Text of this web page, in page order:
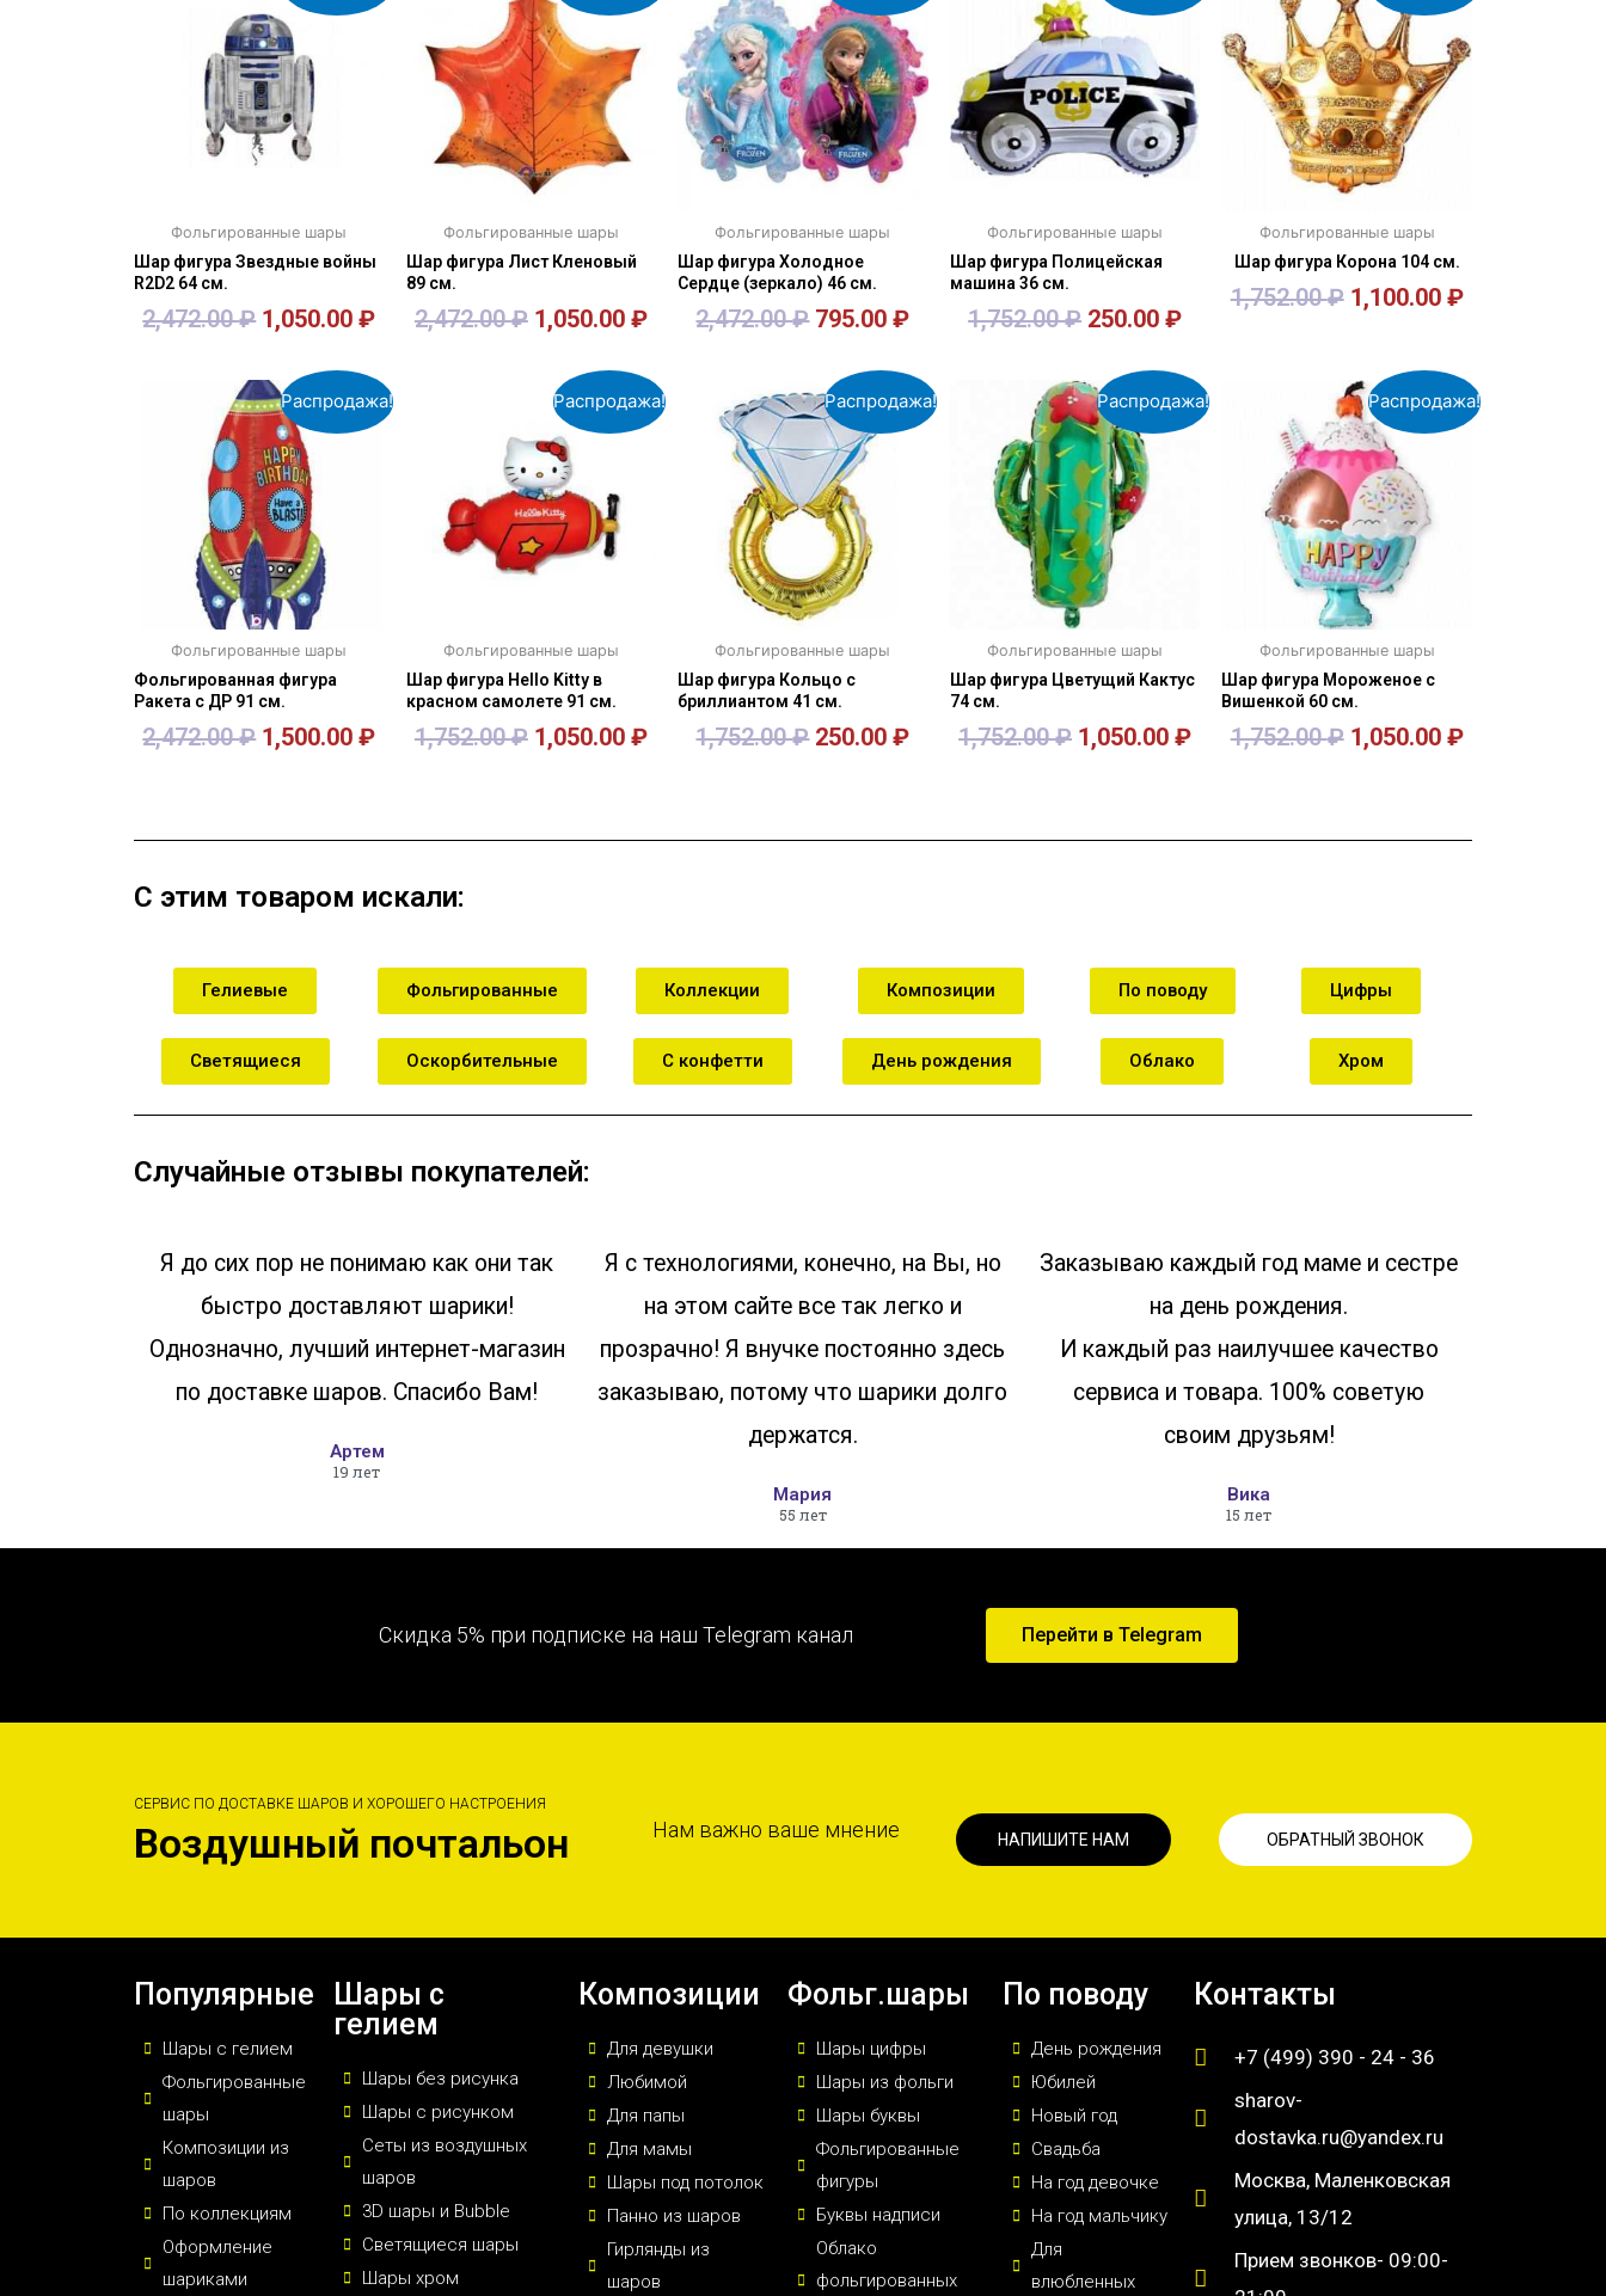
Фольгированные шары
Шар фигура Звездные войны
R2D2 64 см.
2,472.00₽ 1,050.00₽
Фольгированные шары
Шар фигура Лист Кленовый
89 см.
2,472.00₽ 1,050.00 ₽
Фольгированные шары
Шар фигура Холодное
Сердце (зеркало) 46 см.
2,472.00₽ 795.00₽
Фольгированные шары
Шар фигура Полицейская
машина 36 см.
1,752.00₽ 250.00₽
Фольгированные шары
Шар фигура Корона 104 см.
1,752.00₽ 1,100.00 ₽
Распродажа!
Фольгированные шары
Фольгированная фигура
Ракета с ДР 91 см.
2,472.00₽ 1,500.00₽
Распродажа!
Фольгированные шары
Шар фигура Hello Kitty в
красном самолете 91 см.
1,752.00₽ 1,050.00 ₽
Распродажа!
Фольгированные шары
Шар фигура Кольцо с
бриллиантом 41 см.
1,752.00₽ 250.00₽
Распродажа!
Фольгированные шары
Шар фигура Цветущий Кактус
74 см.
1,752.00₽ 1,050.00₽
Распродажа!
Фольгированные шары
Шар фигура Мороженое с
Вишенкой 60 см.
1,752.00₽ 1,050.00 ₽
С этим товаром искали:
Гелиевые
Светящиеся
Фольгированные
Оскорбительные
Коллекции
С конфетти
Композиции
День рождения
По поводу
Облако
Цифры
Хром
Случайные отзывы покупателей:
Я до сих пор не понимаю как они так
быстро доставляют шарики!
Однозначно, лучший интернет-магазин
по доставке шаров. Спасибо Вам!
Артем
19 лет
Я с технологиями, конечно, на Вы, но
на этом сайте все так легко и
прозрачно! Я внучке постоянно здесь
заказываю, потому что шарики долго
держатся.
Мария
55 лет
Заказываю каждый год маме и сестре
на день рождения.
И каждый раз наилучшее качество
сервиса и товара. 100% советую
своим друзьям!
Вика
15 лет
Скидка 5% при подписке на наш Telegram канал Перейти в Telegram
СЕРВИС ПО ДОСТАВКЕ ШАРОВ И ХОРОШЕГО НАСТРОЕНИЯ
Воздушный почтальон Нам важно ваше мнение НАПИШИТЕ НАМ ОБРАТНЫЙ ЗВОНОК
Популярные
Шары с гелием
Фольгированные
шары
Композиции из
шаров
По коллекциям
Оформление
шариками
Шары с
гелием
Шары без рисунка
Шары с рисунком
Сеты из воздушных
шаров
3D шары и Bubble
Светящиеся шары
Шары хром
Композиции
Для девушки
Любимой
Для папы
Для мамы
Шары под потолок
Панно из шаров
Гирлянды из
шаров
Фольг.шары
Шары цифры
Шары из фольги
Шары буквы
Фольгированные
фигуры
Буквы надписи
Облако
фольгированных
По поводу
День рождения
Юбилей
Новый год
Свадьба
На год девочке
На год мальчику
Для
влюбленных
Контакты
+7 (499) 390 - 24 - 36
sharov-
dostavka.ru@yandex.ru
Москва, Маленковская
улица, 13/12
Прием звонков- 09:00-